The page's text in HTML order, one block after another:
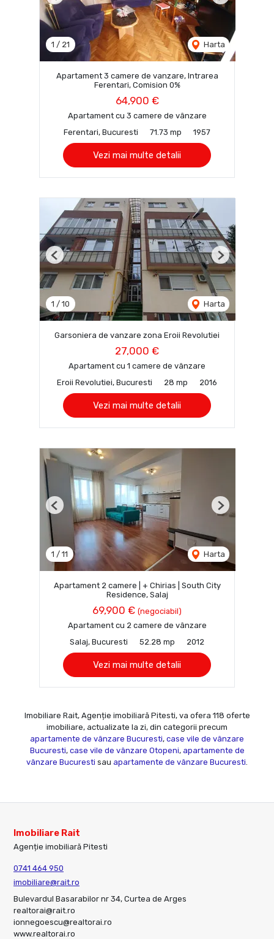
1 / 21 Harta
Apartament 3 camere de vanzare, Intrarea
Ferentari, Comision 0%
64,900 €
Apartament cu 3 camere de vânzare
Ferentari, Bucuresti
71.73 mp 1957
Vezi mai multe detalii
1 / 10 Harta
Previous Next
Garsoniera de vanzare zona Eroii Revolutiei
27,000 €
Apartament cu 1 camere de vânzare
Eroii Revolutiei, Bucuresti
28 mp 2016
Vezi mai multe detalii
1 / 11 Harta
Previous Next
Apartament 2 camere | + Chirias | South City
Residence, Salaj
69,900 € (negociabil)
Apartament cu 2 camere de vânzare
Salaj, Bucuresti
52.28 mp 2012
Vezi mai multe detalii
Imobiliare Rait, Agenție imobiliară Pitesti, va ofera 118 oferte
imobiliare, actualizate la zi, din categorii precum
apartamente de vânzare Bucuresti, case vile de vânzare
Bucuresti, case vile de vânzare Otopeni, apartamente de
vânzare Bucuresti sau apartamente de vânzare Bucuresti
Imobiliare Rait
Agenție imobiliară Pitesti
0741 464 950
imobiliare@rait.ro
Bulevardul Basarabilor nr 34, Curtea de Arges
realtorai@rait.ro
ionnegoescu@realtorai.ro
www.realtorai.ro